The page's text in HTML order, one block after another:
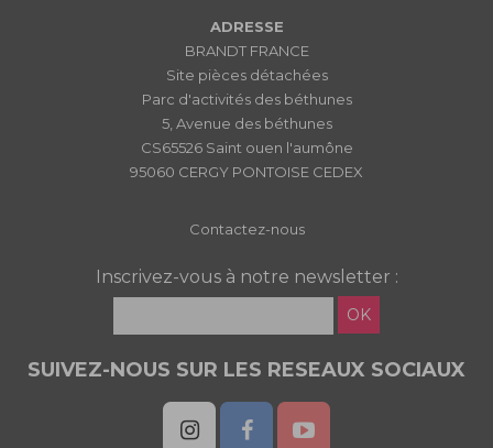
ADRESSE
BRANDT FRANCE
Site pièces détachées
Parc d'activités des béthunes
5, Avenue des béthunes
CS65526 Saint ouen l'aumône
95060 CERGY PONTOISE CEDEX
Contactez-nous
Inscrivez-vous à notre newsletter :
OK
SUIVEZ-NOUS SUR LES RESEAUX SOCIAUX